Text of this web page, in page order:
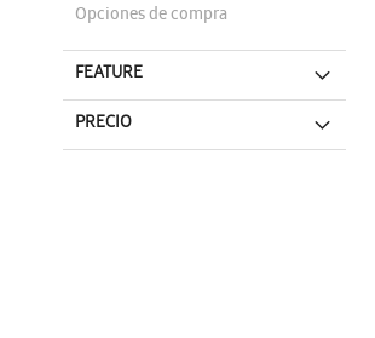
Opciones de compra
FEATURE
PRECIO